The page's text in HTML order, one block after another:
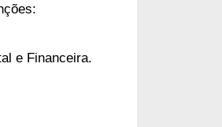
e Financeira.